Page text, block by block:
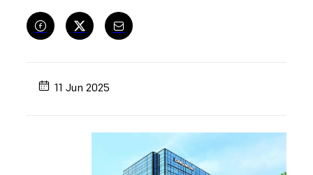
11 Jun 2025